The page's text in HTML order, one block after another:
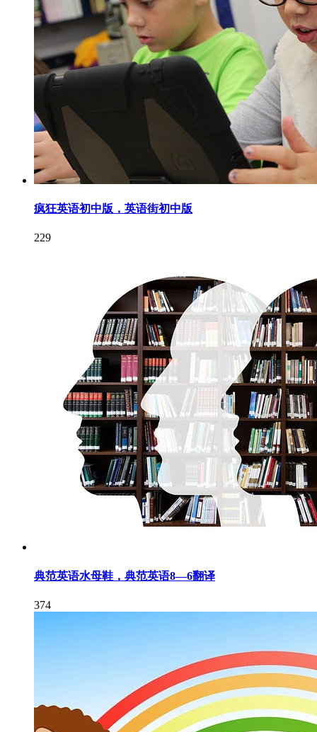
疯狂英语初中版，英语街初中版
229
典范英语水母鞋，典范英语8—6翻译
374